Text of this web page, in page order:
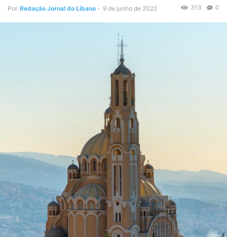
Por Redação Jornal do Líbano - 9 de junho de 2022 0
313